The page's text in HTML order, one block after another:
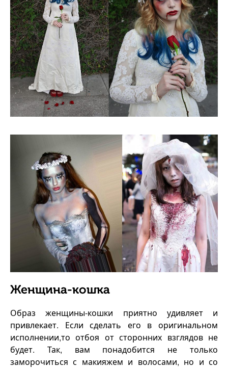
Женщина-кошка
Образ женщины-кошки приятно удивляет и
привлекает. Если сделать его в оригинальном
исполнении,то отбоя от сторонних взглядов не
будет. Так, вам понадобится не только
заморочиться с макияжем и волосами, но и со